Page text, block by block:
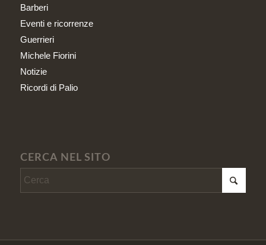
Barberi
Eventi e ricorrenze
Guerrieri
Michele Fiorini
Notizie
Ricordi di Palio
CERCA NEL SITO